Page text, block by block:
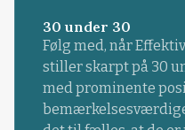
30 under 30
Følg med, når
stiller skarpt på 30
med prominente